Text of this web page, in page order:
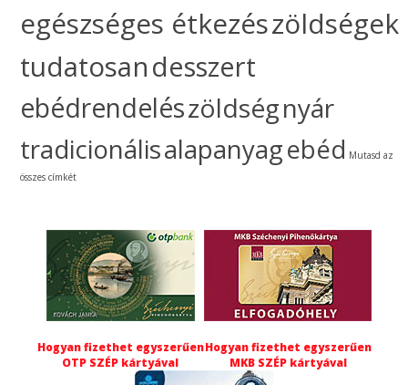
egészséges étkezészöldségek
tudatosandesszert
ebédrendelészöldségnyár
tradicionálisalapanyagebéd Mutasd az
összes címkét
Hogyan fizethet egyszerűen
OTP SZÉP kártyával
Hogyan fizethet egyszerűen
MKB SZÉP kártyával